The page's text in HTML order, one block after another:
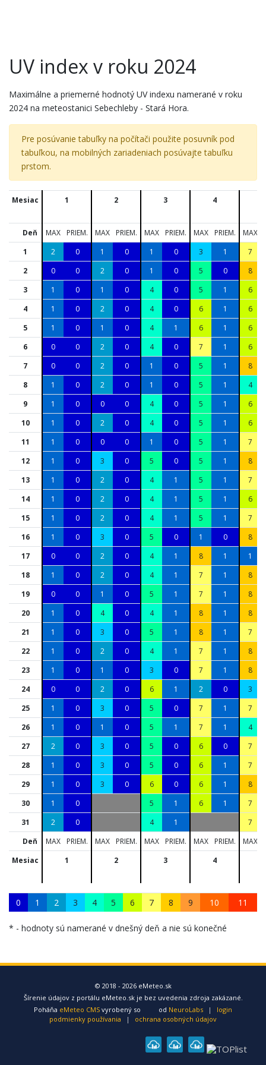
UV index v roku 2024
Maximálne a priemerné hodnotý UV indexu namerané v roku
2024 na meteostanici Sebechleby - Stará Hora.
Pre posúvanie tabuľky na počítači použite posuvník pod
tabuľkou, na mobilných zariadeniach posúvajte tabuľku
prstom.
Mesiac 1 2 3 4
Deň MAX PRIEM. MAX PRIEM. MAX PRIEM. MAX PRIEM. MAX
1
2 0 1 0 1 0 3 1
7
2
0 0 2 0 1 0 5 0
8
3
1 0 1 0 4 0 5 1
6
4
1 0 2 0 4 0 6 1
6
5
1 0 1 0 4 1 6 1
6
6
0 0 2 0 4 0 7 1
6
7
0 0 2 0 1 0 5 1
8
8
1 0 2 0 1 0 5 1
4
9
1 0 0 0 4 0 5 1
6
10
1 0 2 0 4 0 5 1
6
11
1 0 0 0 1 0 5 1
7
12
1 0 3 0 5 0 5 1
8
13
1 0 2 0 4 1 5 1
7
14
1 0 2 0 4 1 5 1
6
15
1 0 2 0 4 1 5 1
7
16
1 0 3 0 5 0 1 0
8
17
0 0 2 0 4 1 8 1
1
18
1 0 2 0 4 1 7 1
8
19
0 0 1 0 5 1 7 1
8
20
1 0 4 0 4 1 8 1
8
21
1 0 3 0 5 1 8 1
7
22
1 0 2 0 4 1 7 1
8
23
1 0 1 0 3 0 7 1
8
24
0 0 2 0 6 1 2 0
3
25
1 0 3 0 5 0 7 1
7
26
1 0 1 0 5 1 7 1
4
27
2 0 3 0 5 0 6 0
7
28
1 0 3 0 5 0 6 1
7
29
1 0 3 0 6 0 6 1
8
30
1 0 5 1 6 1
7
31
2 0 4 1
7
Deň
MAX PRIEM. MAX PRIEM. MAX PRIEM. MAX PRIEM. MAX
Mesiac
1 2 3 4
0 1 2 3 4 5 6 7 8 9 10 11
* - hodnoty sú namerané v dnešný deň a nie sú konečné
© 2018 - 2026 eMeteo.sk
Šírenie údajov z portálu eMeteo.sk je bez uvedenia zdroja zakázané.
Poháňa eMeteo CMS vyrobený so od NeuroLabs |
login
podmienky používania
| ochrana osobných údajov